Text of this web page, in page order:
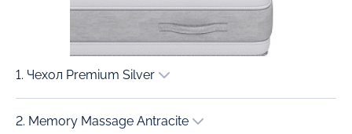
1. Чехол Premium Silver
2. Memory Massage Antracite